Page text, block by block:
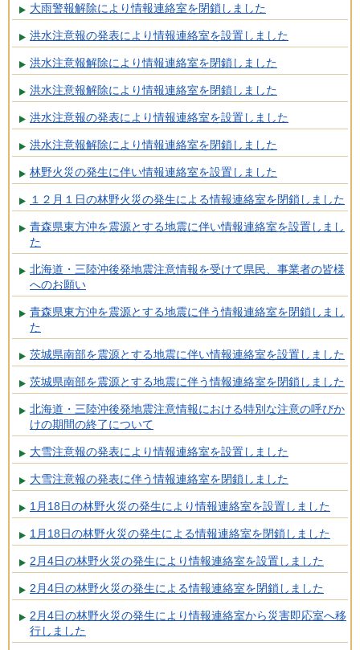
大雨警報解除により情報連絡室を閉鎖しました
洪水注意報の発表により情報連絡室を設置しました
洪水注意報解除により情報連絡室を閉鎖しました
洪水注意報解除により情報連絡室を閉鎖しました
洪水注意報の発表により情報連絡室を設置しました
洪水注意報解除により情報連絡室を閉鎖しました
林野火災の発生に伴い情報連絡室を設置しました
１２月１日の林野火災の発生による情報連絡室を閉鎖しました
青森県東方沖を震源とする地震に伴い情報連絡室を設置しまし
た
北海道・三陸沖後発地震注意情報を受けて県民、事業者の皆様
へのお願い
青森県東方沖を震源とする地震に伴う情報連絡室を閉鎖しまし
た
茨城県南部を震源とする地震に伴い情報連絡室を設置しました
茨城県南部を震源とする地震に伴う情報連絡室を閉鎖しました
北海道・三陸沖後発地震注意情報における特別な注意の呼びか
けの期間の終了について
大雪注意報の発表により情報連絡室を設置しました
大雪注意報の発表に伴う情報連絡室を閉鎖しました
1月18日の林野火災の発生により情報連絡室を設置しました
1月18日の林野火災の発生による情報連絡室を閉鎖しました
2月4日の林野火災の発生により情報連絡室を設置しました
2月4日の林野火災の発生による情報連絡室を閉鎖しました
2月4日の林野火災の発生により情報連絡室から災害即応室へ移
行しました